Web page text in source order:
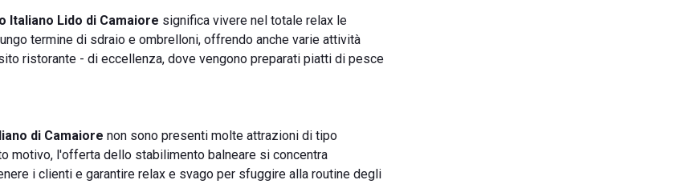
Italiano Lido di Camaiore significa vivere nel totale relax le
termine di sdraio e ombrelloni, offrendo anche varie attività
ristorante - di eccellenza, dove vengono preparati piatti di pesce
di Camaiore non sono presenti molte attrazioni di tipo
motivo, l'offerta dello stabilimento balneare si concentra
i clienti e garantire relax e svago per sfuggire alla routine degli